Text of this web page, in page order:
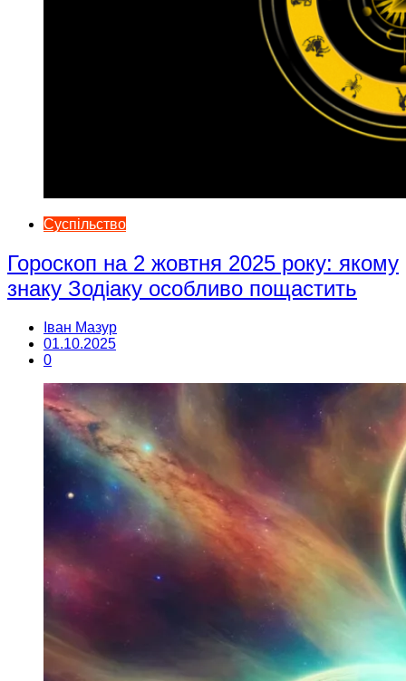
Суспільство
Гороскоп на 2 жовтня 2025 року: якому
знаку Зодіаку особливо пощастить
Іван Мазур
01.10.2025
0